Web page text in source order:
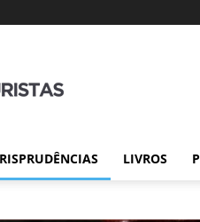
LIVROS